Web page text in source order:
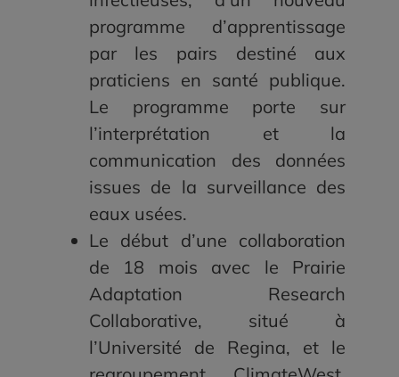
programme d’apprentissage
par les pairs destiné aux
praticiens en santé publique.
Le programme porte sur
l’interprétation et la
communication des données
issues de la surveillance des
eaux usées.
Le début d’une collaboration
de 18 mois avec le Prairie
Adaptation Research
Collaborative, situé à
l’Université de Regina, et le